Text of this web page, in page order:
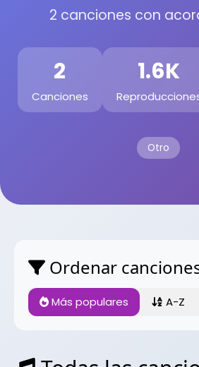
2 canciones con
2
Canciones
1.6K
Otro
Ordenar
Más populares A-Z